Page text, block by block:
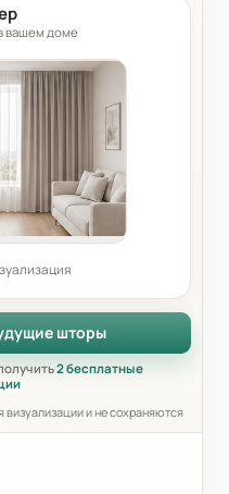
вашем доме
шторы
2 бесплатные
и не сохраняются